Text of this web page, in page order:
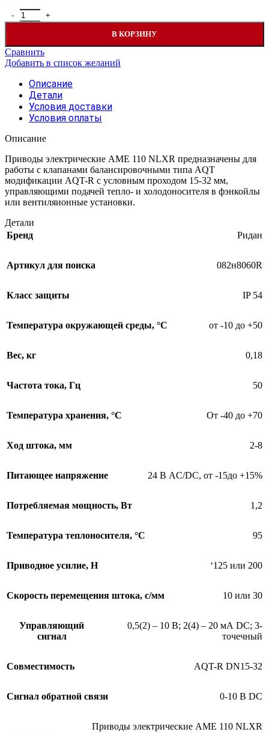
Количество товара Ридан AME 110 082H8060R — NLXR
В КОРЗИНУ
Сравнить
Добавить в список желаний
Описание
Детали
Условия доставки
Условия оплаты
Описание
Приводы электрические AME 110 NLXR предназначены для
работы с клапанами балансировочными типа AQT
модификации AQT-R с условным проходом 15-32 мм,
управляющими подачей тепло- и холодоносителя в фэнкойлы
или вентиляионные установки.
Детали
Бренд
Ридан
Артикул для поиска 082н8060R
Класс защиты IP 54
Температура окружающей среды, °С от -10 до +50
Вес, кг 0,18
Частота тока, Гц 50
Температура хранения, °С От -40 до +70
Ход штока, мм 2-8
Питающее напряжение 24 В AC/DC, от -15до +15%
Потребляемая мощность, Вт 1,2
Температура теплоносителя, °С 95
Приводное усилие, Н ‘125 или 200
Скорость перемещения штока, с/мм 10 или 30
Управляющий
сигнал
0,5(2) – 10 В; 2(4) – 20 мА DC; 3-
точечный
Совместимость AQT-R DN15-32
Сигнал обратной связи 0-10 В DC
Приводы электрические AME 110 NLXR